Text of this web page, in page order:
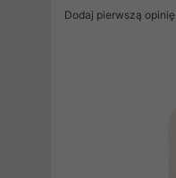
Dodaj pierwszą opinię